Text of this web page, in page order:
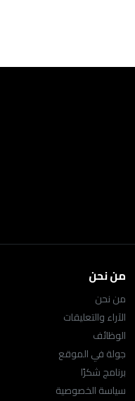
من نحن
من نحن
الآراء والتعليقات
الوظائف
جولة في الموقع
برنامج شكرًا
سياسة الخصوصية